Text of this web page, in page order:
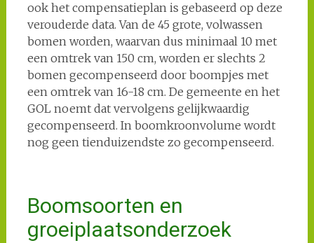
ook het compensatieplan is gebaseerd op deze
verouderde data. Van de 45 grote, volwassen
bomen worden, waarvan dus minimaal 10 met
een omtrek van 150 cm, worden er slechts 2
bomen gecompenseerd door boompjes met
een omtrek van 16-18 cm. De gemeente en het
GOL noemt dat vervolgens gelijkwaardig
gecompenseerd. In boomkroonvolume wordt
nog geen tienduizendste zo gecompenseerd.
Boomsoorten en
groeiplaatsonderzoek